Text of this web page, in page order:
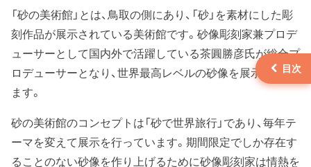
「砂の美術館」とは、鳥取の側にあり、「砂」を素材にした彫
刻作品が展示されている美術館です。砂像彫刻家兼プロデ
ューサーとして国内外で活躍している茶圓勝彦氏が総合プ
ロデューサーとなり、世界最高レベルの砂像を展示してい
ます。
砂の美術館のコンセプトは「砂で世界旅行」であり、毎年テ
ーマを変えて展示を行っています。期間限定でしか存在す
ることのない砂像を作り上げるために砂像彫刻家は情熱を